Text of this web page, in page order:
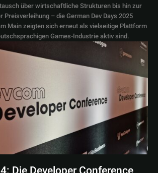
über wirtschaftliche Strukturen bis hin zur
Preisverleihung – die German Dev Days 2025
Main zeigten sich erneut als vielseitige Plattform
Games-Industrie aktiv sind.